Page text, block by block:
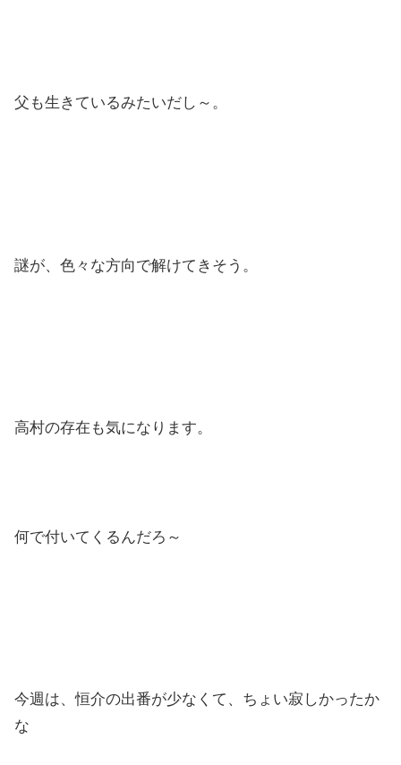
父も生きているみたいだし～。
謎が、色々な方向で解けてきそう。
高村の存在も気になります。
何で付いてくるんだろ～
今週は、恒介の出番が少なくて、ちょい寂しかったか
な